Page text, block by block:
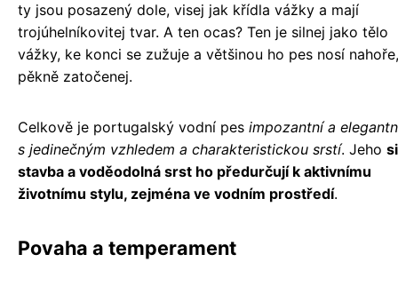
ty jsou posazený dole, visej jak křídla vážky a mají
trojúhelníkovitej tvar. A ten ocas? Ten je silnej jako tělo
vážky, ke konci se zužuje a většinou ho pes nosí nahoře,
pěkně zatočenej.
Celkově je portugalský vodní pes impozantní a
s jedinečným vzhledem a charakteristickou srstí. Jeho
stavba a voděodolná srst ho předurčují k aktivnímu
životnímu stylu, zejména ve vodním prostředí.
Povaha a temperament